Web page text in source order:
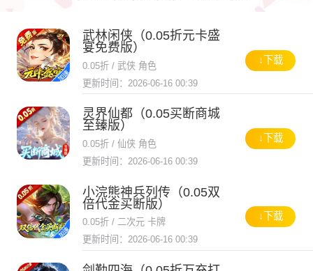
武林闲侠（0.05折元卡盛
宴免费版）
0.05折 / 武侠 角色
更新时间：2026-06-16 00:39
↓下载
灵界仙都（0.05买断商城
至臻版）
0.05折 / 仙侠 角色
更新时间：2026-06-16 00:39
↓下载
小浣熊神兵列传（0.05双
倍代金买断版）
0.05折 / 二次元 卡牌
更新时间：2026-06-16 00:39
↓下载